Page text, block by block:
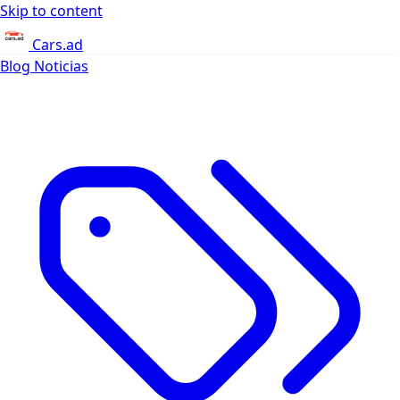
Skip to content
Cars.ad
Blog Noticias